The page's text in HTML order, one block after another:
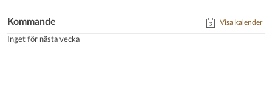
Kommande Visa kalender
Inget för nästa vecka